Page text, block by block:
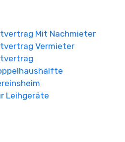
Mit Nachmieter
Vermieter
Leihgeräte